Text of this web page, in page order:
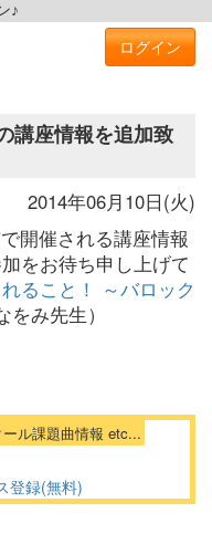
♪
ログイン
講座情報を追加致
2014年06月10日(火)
開催される講座情報
をお待ち申し上げて
ること！ ～バロック
をみ先生）
ル課題曲情報 etc...
登録(無料)